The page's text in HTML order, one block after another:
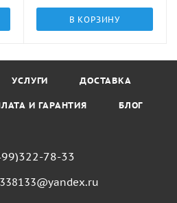
В КОРЗИНУ
УСЛУГИ ДОСТАВКА
И ГАРАНТИЯ БЛОГ
78-33